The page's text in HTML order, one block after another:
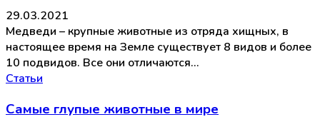
29.03.2021
Медведи – крупные животные из отряда хищных, в
настоящее время на Земле существует 8 видов и более
10 подвидов. Все они отличаются…
Статьи
Самые глупые животные в мире